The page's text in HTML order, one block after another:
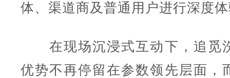
体、渠道商及普通用户进行深度
在现场沉浸式互动下，追觅
优势不再停留在参数领先层面，